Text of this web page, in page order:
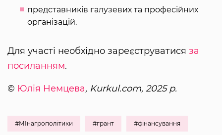
представників галузевих та професійних
організацій.
Для участі необхідно зареєструватися за
посиланням.
© Юлія Немцева, Kurkul.com, 2025 р.
#МІнагрополітики #грант #фінансування